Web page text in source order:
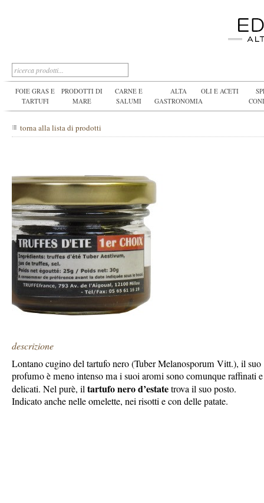
FOIE GRAS E
TARTUFI
PRODOTTI DI
MARE
CARNE E
SALUMI
ALTA
GASTRONOMIA
OLI E ACETI
torna alla lista di prodotti
descrizione
Lontano cugino del tartufo nero (Tuber Melanosporum Vitt.), il suo
profumo è meno intenso ma i suoi aromi sono comunque raffinati e
delicati. Nel purè, iltartufo nero d’estatetrova il suo posto.
Indicato anche nelle omelette, nei risotti e con delle patate.